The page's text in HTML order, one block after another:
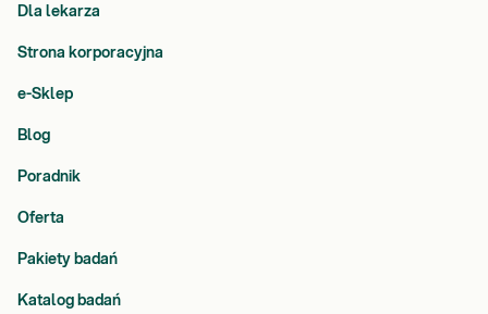
Dla lekarza
Strona korporacyjna
e-Sklep
Blog
Poradnik
Oferta
Pakiety badań
Katalog badań